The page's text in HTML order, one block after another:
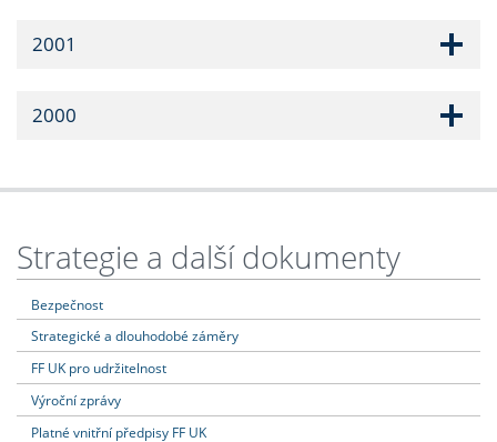
2001
2000
Strategie a další dokumenty
Bezpečnost
Strategické a dlouhodobé záměry
FF UK pro udržitelnost
Výroční zprávy
Platné vnitřní předpisy FF UK